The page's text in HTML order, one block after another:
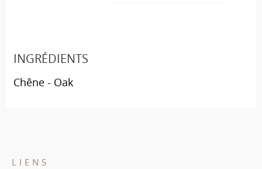
INGRÉDIENTS
Chêne - Oak
LIENS